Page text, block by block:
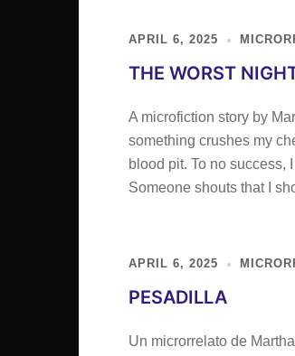
APRIL 6, 2025
THE WORST
A microfiction story by
something crushes my
blood pit. To no success,
Someone shouts that I
APRIL 6, 2025
PESADILLA
Un microrrelato de